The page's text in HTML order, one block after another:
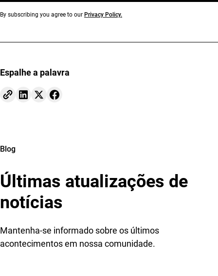
By subscribing you agree to ourPrivacy Policy.
Espalhe a palavra
Blog
Últimas atualizações de
notícias
Mantenha-se informado sobre os últimos
acontecimentos em nossa comunidade.